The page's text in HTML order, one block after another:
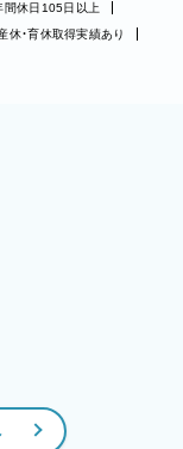
間休日105日以上
休・育休取得実績あり